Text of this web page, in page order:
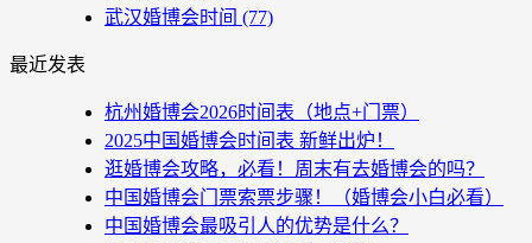
武汉婚博会时间 (77)
最近发表
杭州婚博会2026时间表（地点+门票）
2025中国婚博会时间表 新鲜出炉！
逛婚博会攻略，必看！周末有去婚博会的吗？
中国婚博会门票索票步骤！（婚博会小白必看）
中国婚博会最吸引人的优势是什么？